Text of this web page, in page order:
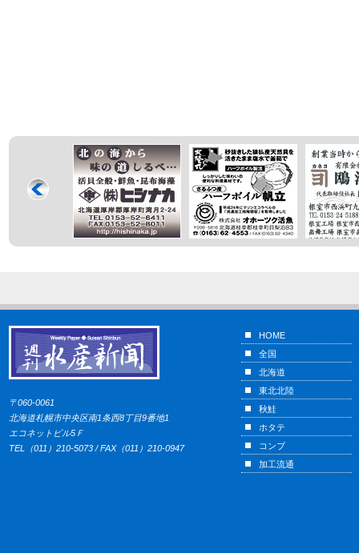
〒060-0061
北海道札幌市中央区南1条西8丁目9番地1
エコネットビル5Ｆ
TEL（011）210-5073 / FAX（011）210-0947
HOME
全国
北海道
東北北陸
秋鮭
ホタテ
コンブ
加工流通